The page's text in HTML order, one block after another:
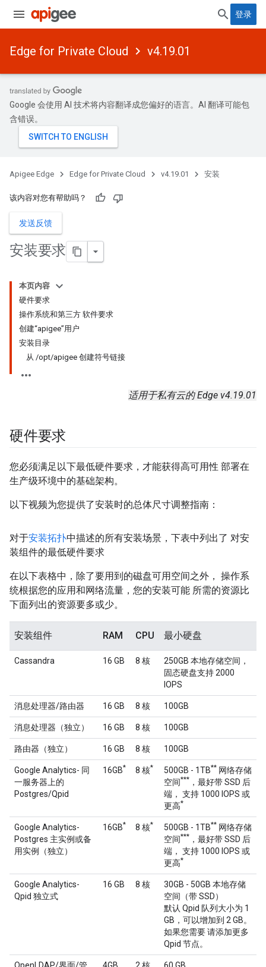
登录
Edge for Private Cloud v4.19.01
Google 会使用 AI 技术将内容翻译成您偏好的语言。AI 翻译可能包
含错误。
Apigee Edge Edge for Private Cloud v4.19.01 安装
该内容对您有帮助吗？
发送反馈
安装要求
本页内容
硬件要求
操作系统和第三方 软件要求
创建“apigee”用户
安装目录
从 /opt/apigee 创建符号链接
适用于私有云的 Edge v4.19.01
硬件要求
您必须满足以下最低硬件要求，才能获得高可用性 部署在
生产级环境中的基础架构。
以下视频为您提供了安装时的总体尺寸调整指南：
对于安装拓扑中描述的所有安装场景，下表中列出了 对安
装组件的最低硬件要求
在以下表格中，除了要用到的磁盘可用空间之外， 操作系
统根据您的应用和网络流量，您的安装可能 所需的资源比
下面列出的资源要多或少。
安装组件 RAM CPU 最小硬盘
Cassandra 16 GB 8 核
250GB 本地存储空间，
固态硬盘支持 2000
IOPS
消息处理器/路由器 16 GB 8 核 100GB
消息处理器（独立） 16 GB 8 核 100GB
路由器（独立） 16 GB 8 核 100GB
Google Analytics- 同
一服务器上的
Postgres/Qpid
16GB* 8 核* 500GB - 1TB** 网络存储
空间*** ，最好带 SSD 后
端， 支持 1000 IOPS 或
更高*
Google Analytics-
Postgres 主实例或备
用实例（独立）
16GB* 8 核* 500GB - 1TB** 网络存储
空间*** ，最好带 SSD 后
端， 支持 1000 IOPS 或
更高*
Google Analytics-
Qpid 独立式
16 GB 8 核
30GB - 50GB 本地存储
空间（带 SSD）
默认 Qpid 队列大小为 1
GB，可以增加到 2 GB。
如果您需要 请添加更多
Qpid 节点。